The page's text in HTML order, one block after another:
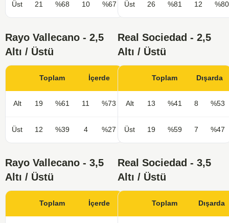
Üst 21 %68 10 %67 Üst 26 %81 12 %80
Rayo Vallecano - 2,5
Altı / Üstü
Toplam İçerde
Alt 19 %61 11 %73
Üst 12 %39 4 %27
Real Sociedad - 2,5
Altı / Üstü
Toplam Dışarda
Alt 13 %41 8 %53
Üst 19 %59 7 %47
Rayo Vallecano - 3,5
Altı / Üstü
Toplam İçerde
Real Sociedad - 3,5
Altı / Üstü
Toplam Dışarda